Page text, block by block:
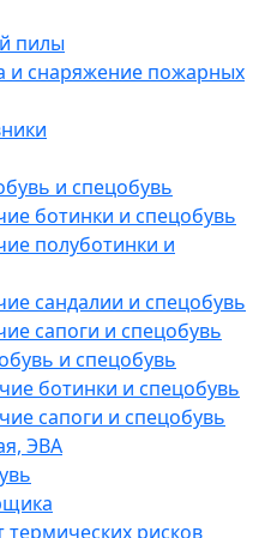
пилы
и снаряжение пожарных
и спецобувь
ботинки и спецобувь
полуботинки и
сандалии и спецобувь
сапоги и спецобувь
и спецобувь
ботинки и спецобувь
сапоги и спецобувь
ЭВА
термических рисков